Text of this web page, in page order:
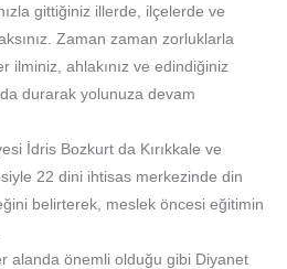
gittiğiniz illerde, ilçelerde ve
Zaman zaman zorluklarla
ilminiz, ahlakınız ve edindiğiniz
durarak yolunuza devam
İdris Bozkurt da Kırıkkale ve
22 dini ihtisas merkezinde din
belirterek, meslek öncesi eğitimin
alanda önemli olduğu gibi Diyanet